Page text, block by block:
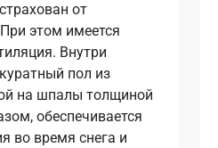
от
этом имеется
Внутри
пол из
на шпалы толщиной
обеспечивается
во время снега и